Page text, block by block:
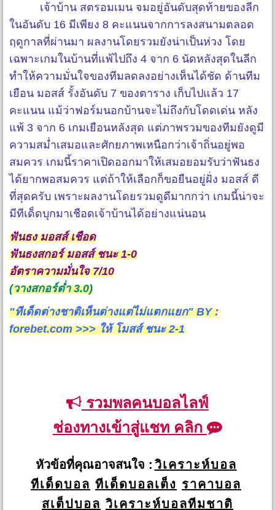
เจ้าบ้าน สตรอมเมน จมอยู่อันดับสุดท้ายของลีก
ในอันดับ 16 มีเพียง 8 คะแนนจากการลงสนามตลอด
ฤดูกาลที่ผ่านมา ผลงานโดยรวมยังน่าเป็นห่วง โดย
เฉพาะเกมในบ้านที่แพ้ไปถึง 4 จาก 6 นัดหลังสุดในลีก
ทำให้ความมั่นใจของทีมลดลงอย่างเห็นได้ชัด ด้านทีม
เยือน มอสส์ รั้งอันดับ 7 ของตาราง เก็บไปแล้ว 17
คะแนน แม้ว่าฟอร์มนอกบ้านจะไม่ถึงกับโดดเด่น หลัง
แพ้ 3 จาก 6 เกมเยือนหลังสุด แต่ภาพรวมของทีมยังดูมี
ความสม่ำเสมอและศักยภาพเหนือกว่าเจ้าถิ่นอยู่พอ
สมควร เกมนี้ราคาเปิดออกมาให้เสมอยอมรับว่าฟันธง
ได้ยากพอสมควร แต่ถ้าให้เลือกก็ขอยืนอยู่ฝั่ง มอสส์ ดี
ที่สุดครับ เพราะผลงานโดยรวมดูดีมากกว่า เกมนี้น่าจะ
มีทีเด็ดบุกมาเชือดเจ้าบ้านได้อย่างแน่นอน
ฟันธง มอสส์ เชือด
ฟันธงสกอร์ มอสส์ ชนะ 1-0
อัตราความมั่นใจ 7/10
(วางสกอร์ต่ำ 3.0)
"ทีเด็ดต่างชาติเห็นต่างแต่ไม่แตกแยก" BY :
forebet.com >>> ให้ โมสส์ ชนะ 2-1
รวมพลคนบอลไลฟ์
ช่องทางเข้าสู่แชท คลิก
หัวข้อที่คุณอาจสนใจ : วิเคราะห์บอล
ทีเด็ดบอล ทีเด็ดบอลเต็ง ราคาบอล
สเต็ปบอล วิเคราะห์บอลทีมชาติ